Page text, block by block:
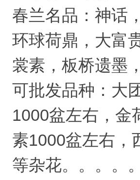
春兰名品：神话
环球荷鼎，大富
裳素，板桥遗
可批发品种：大
1000盆左右，金
素1000盆左右，
等杂花。。。。。